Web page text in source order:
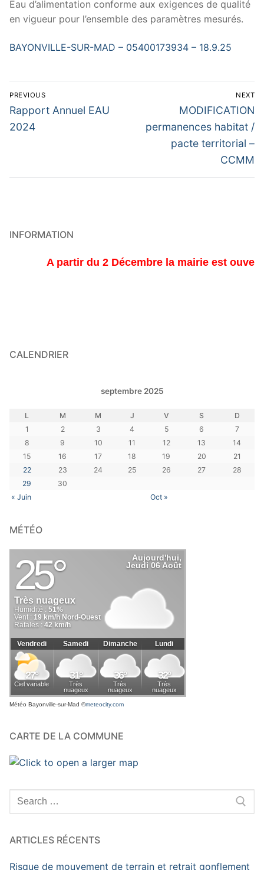
Eau d’alimentation conforme aux exigences de qualité
en vigueur pour l’ensemble des paramètres mesurés.
BAYONVILLE-SUR-MAD – 05400173934 – 18.9.25
Navigation
de
l’article
PREVIOUS
Previous
post:
Rapport Annuel EAU
2024
NEXT
Next
post:
MODIFICATION
permanences habitat /
pacte territorial –
CCMM
INFORMATION
A partir du 2 Décembre la mairie est
CALENDRIER
septembre 2025
L M M J V S D
« Juin Oct »
1 2 3 4 5 6
7
8
9 10 11 12 13
14
15
16 17 18 19 20
21
22
23 24 25 26 27
28
29
30
MÉTÉO
Météo Bayonville-sur-Mad ©meteocity.com
CARTE DE LA COMMUNE
Rechercher
:
ARTICLES RÉCENTS
Risque de mouvement de terrain et retrait gonflement